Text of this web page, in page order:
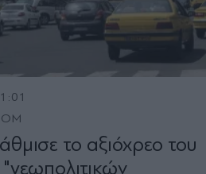
το αξιόχρεο του